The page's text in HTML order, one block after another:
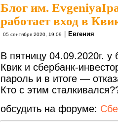
Блог им.
работает вход в
05 сентября 2020, 19:09 | Евгения
В пятницу 04.09.2020г.
Квик и сбербанк-
пароль и в итоге —
Кто с этим
обсудить на форуме: